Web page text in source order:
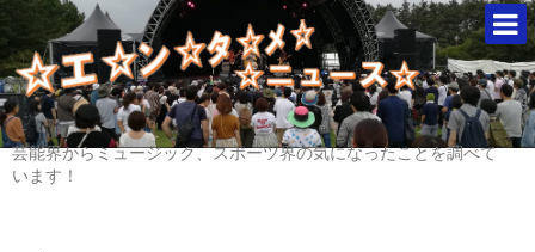
芸能界からミュージック、スポーツ界の気になったことを調べて
います！